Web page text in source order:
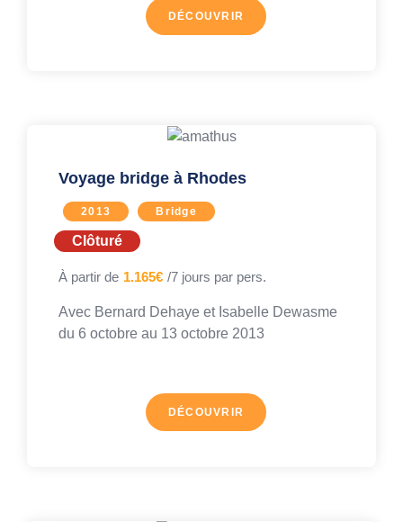
DÉCOUVRIR
Voyage bridge à Rhodes
2013 Bridge
Clôturé
À partir de 1.165€ /7 jours par pers.
Avec Bernard Dehaye et Isabelle Dewasme
du 6 octobre au 13 octobre 2013
DÉCOUVRIR